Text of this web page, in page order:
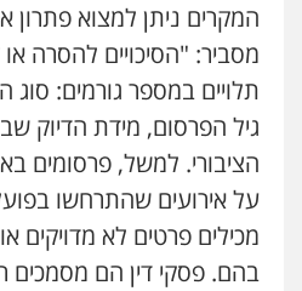
המקרים ניתן למצוא פתרון
מסביר: "הסיכויים להסרה
תלויים במספר גורמים: סוג
גיל הפרסום, מידת הדיוק
הציבורי. למשל, פרסומים
על אירועים שהתרחשו
מכילים פרטים לא מדויקים
בהם. פסקי דין הם מסמכים